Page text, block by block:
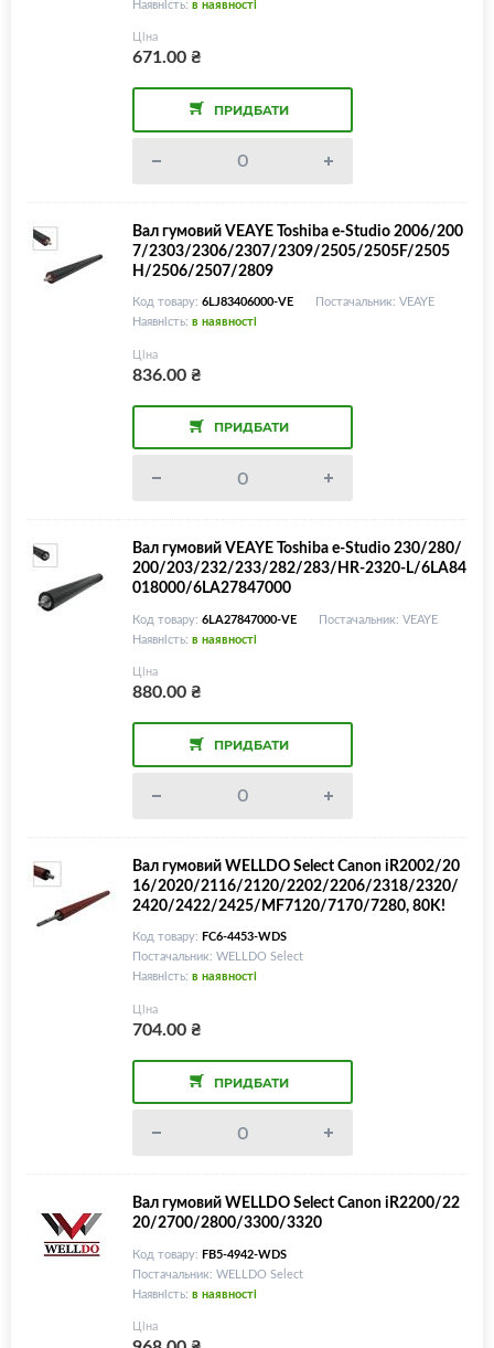
Наявність: в наявності
Ціна
671.00₴
ПРИДБАТИ
Вал гумовий VEAYE Toshiba e-Studio 2006/200
7/2303/2306/2307/2309/2505/2505F/2505
H/2506/2507/2809
Код товару: 6LJ83406000-VE
Постачальник: VEAYE
Наявність: в наявності
Ціна
836.00₴
ПРИДБАТИ
Вал гумовий VEAYE Toshiba e-Studio 230/280/
200/203/232/233/282/283/HR-2320-L/6LA84
018000/6LA27847000
Код товару: 6LA27847000-VE
Постачальник: VEAYE
Наявність: в наявності
Ціна
880.00₴
ПРИДБАТИ
Вал гумовий WELLDO Select Canon iR2002/20
16/2020/2116/2120/2202/2206/2318/2320/
2420/2422/2425/MF7120/7170/7280, 80K!
Код товару: FC6-4453-WDS
Постачальник: WELLDO Select
Наявність: в наявності
Ціна
704.00₴
ПРИДБАТИ
Вал гумовий WELLDO Select Canon iR2200/22
20/2700/2800/3300/3320
Код товару: FB5-4942-WDS
Постачальник: WELLDO Select
Наявність: в наявності
Ціна